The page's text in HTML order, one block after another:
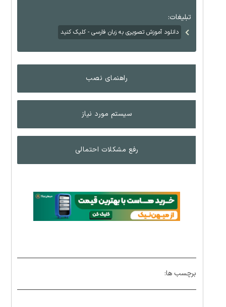
تبلیغات:
دانلود آموزش تصویری به زبان فارسی - کلیک کنید
راهنمای نصب
سیستم مورد نیاز
رفع مشکلات احتمالی
برچسب ها: